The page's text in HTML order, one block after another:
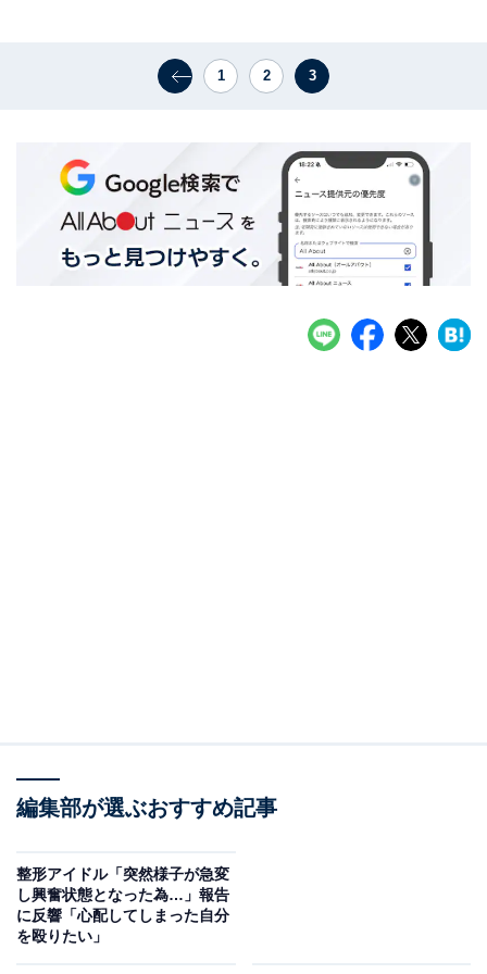
1 2 3
編集部が選ぶおすすめ記事
整形アイドル「突然様子が急変
し興奮状態となった為…」報告
に反響「心配してしまった自分
を殴りたい」